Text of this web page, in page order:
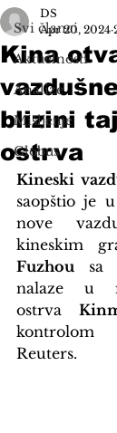
Svi članci
Aktuelnosti
Analize
Mišljenje
Globus
Kina
blizini
ostrva
DS
Apr 20, 2024
Kineski
saopštio je
nove
kineskim
Fuzhou sa
nalaze u
ostrva
kontrolom
Reuters.